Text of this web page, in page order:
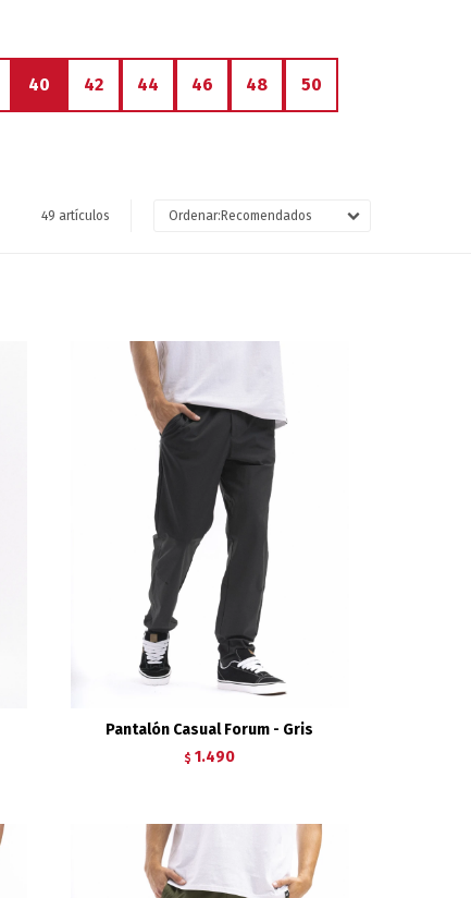
40 42 44 46 48 50
49 artículos Recomendados
Pantalón Casual Forum - Gris
$ 1.490